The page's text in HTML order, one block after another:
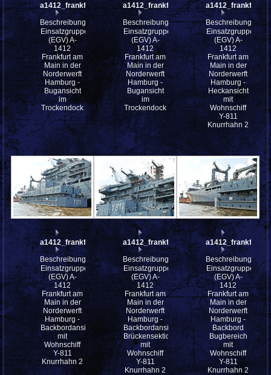
a1412_frankfurt_am_main__4182857
Beschreibung:
Einsatzgruppenversorger
(EGV) A-
1412
Frankfurt am
Main in der
Norderwerft
Hamburg -
Bugansicht
im
Trockendock
a1412_frankfurt_am_main__4182855
Beschreibung:
Einsatzgruppenversorger
(EGV) A-
1412
Frankfurt am
Main in der
Norderwerft
Hamburg -
Bugansicht
im
Trockendock
Beschreibung:
(EGV) A-
1412
Frankfurt am
Main in der
Norderwerft
Hamburg -
Heckansicht
mit
Wohnschiff
Y-811
Knurrhahn 2
a1412_frankfurt_am_main_P5043391
Beschreibung:
Einsatzgruppenversorger
(EGV) A-
1412
Frankfurt am
Main in der
Norderwerft
Hamburg -
Backbordansicht
mit
Wohnschiff
Y-811
Knurrhahn 2
a1412_frankfurt_am_main_P5043390
Beschreibung:
Einsatzgruppenversorger
(EGV) A-
1412
Frankfurt am
Main in der
Norderwerft
Hamburg -
Backbordansicht
Brückensektion
mit
Wohnschiff
Y-811
Knurrhahn 2
Beschreibung:
(EGV) A-
1412
Frankfurt am
Main in der
Norderwerft
Hamburg -
Backbord
Bugbereich
mit
Wohnschiff
Y-811
Knurrhahn 2